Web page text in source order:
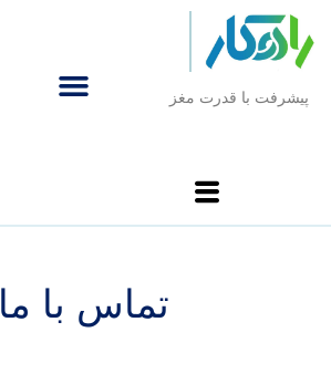
پیشرفت با قدرت مغز
تماس با ما